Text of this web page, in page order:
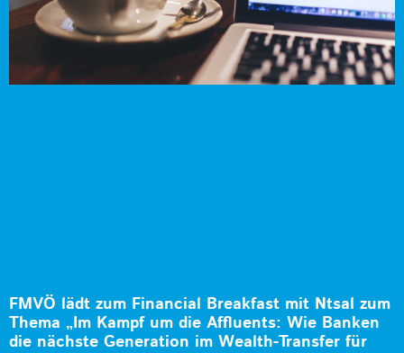
FMVÖ lädt zum Financial Breakfast mit Ntsal zum
Thema „Im Kampf um die Affluents: Wie Banken
die nächste Generation im Wealth-Transfer für